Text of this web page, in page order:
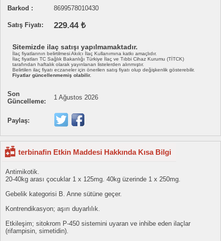
Barkod :
8699578010430
Satış Fiyatı: 229.44 ₺
Sitemizde ilaç satışı yapılmamaktadır.
İlaç fiyatlarının belirtilmesi Akılcı İlaç Kullanımına katkı amaçlıdır.
İlaç fiyatları TC Sağlık Bakanlığı Türkiye İlaç ve Tıbbi Cihaz Kurumu (TİTCK)
tarafından haftalık olarak yayınlanan listelerden alınmıştır.
Belirtilen ilaç fiyatı eczaneler için önerilen satış fiyatı olup değişkenlik gösterebilir.
Fiyatlar güncellenmemiş olabilir.
Son
Güncelleme:
1 Ağustos 2026
Paylaş:
terbinafin Etkin Maddesi Hakkında Kısa Bilgi
Antimikotik.
20-40kg arası çocuklar 1 x 125mg. 40kg üzerinde 1 x 250mg.
Gebelik kategorisi B. Anne sütüne geçer.
Kontrendikasyon; aşırı duyarlılık.
Etkileşim; sitokrom P-450 sistemini uyaran ve inhibe eden ilaçlar
(rifampisin, simetidin).